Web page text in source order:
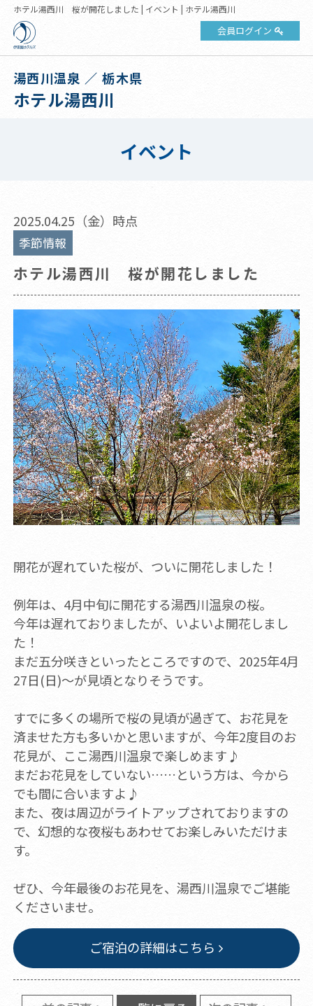
ホテル湯西川 桜が開花しました | イベント | ホテル湯西川
会員ログイン
湯西川温泉 ／ 栃木県
ホテル湯西川
イベント
2025.04.25（金）時点
季節情報
ホテル湯西川 桜が開花しました
開花が遅れていた桜が、ついに開花しました！
例年は、4月中旬に開花する湯西川温泉の桜。
今年は遅れておりましたが、いよいよ開花しまし
た！
まだ五分咲きといったところですので、2025年4月
27日(日)～が見頃となりそうです。
すでに多くの場所で桜の見頃が過ぎて、お花見を
済ませた方も多いかと思いますが、今年2度目のお
花見が、ここ湯西川温泉で楽しめます♪
まだお花見をしていない……という方は、今から
でも間に合いますよ♪
また、夜は周辺がライトアップされておりますの
で、幻想的な夜桜もあわせてお楽しみいただけま
す。
ぜひ、今年最後のお花見を、湯西川温泉でご堪能
くださいませ。
ご宿泊の詳細はこちら